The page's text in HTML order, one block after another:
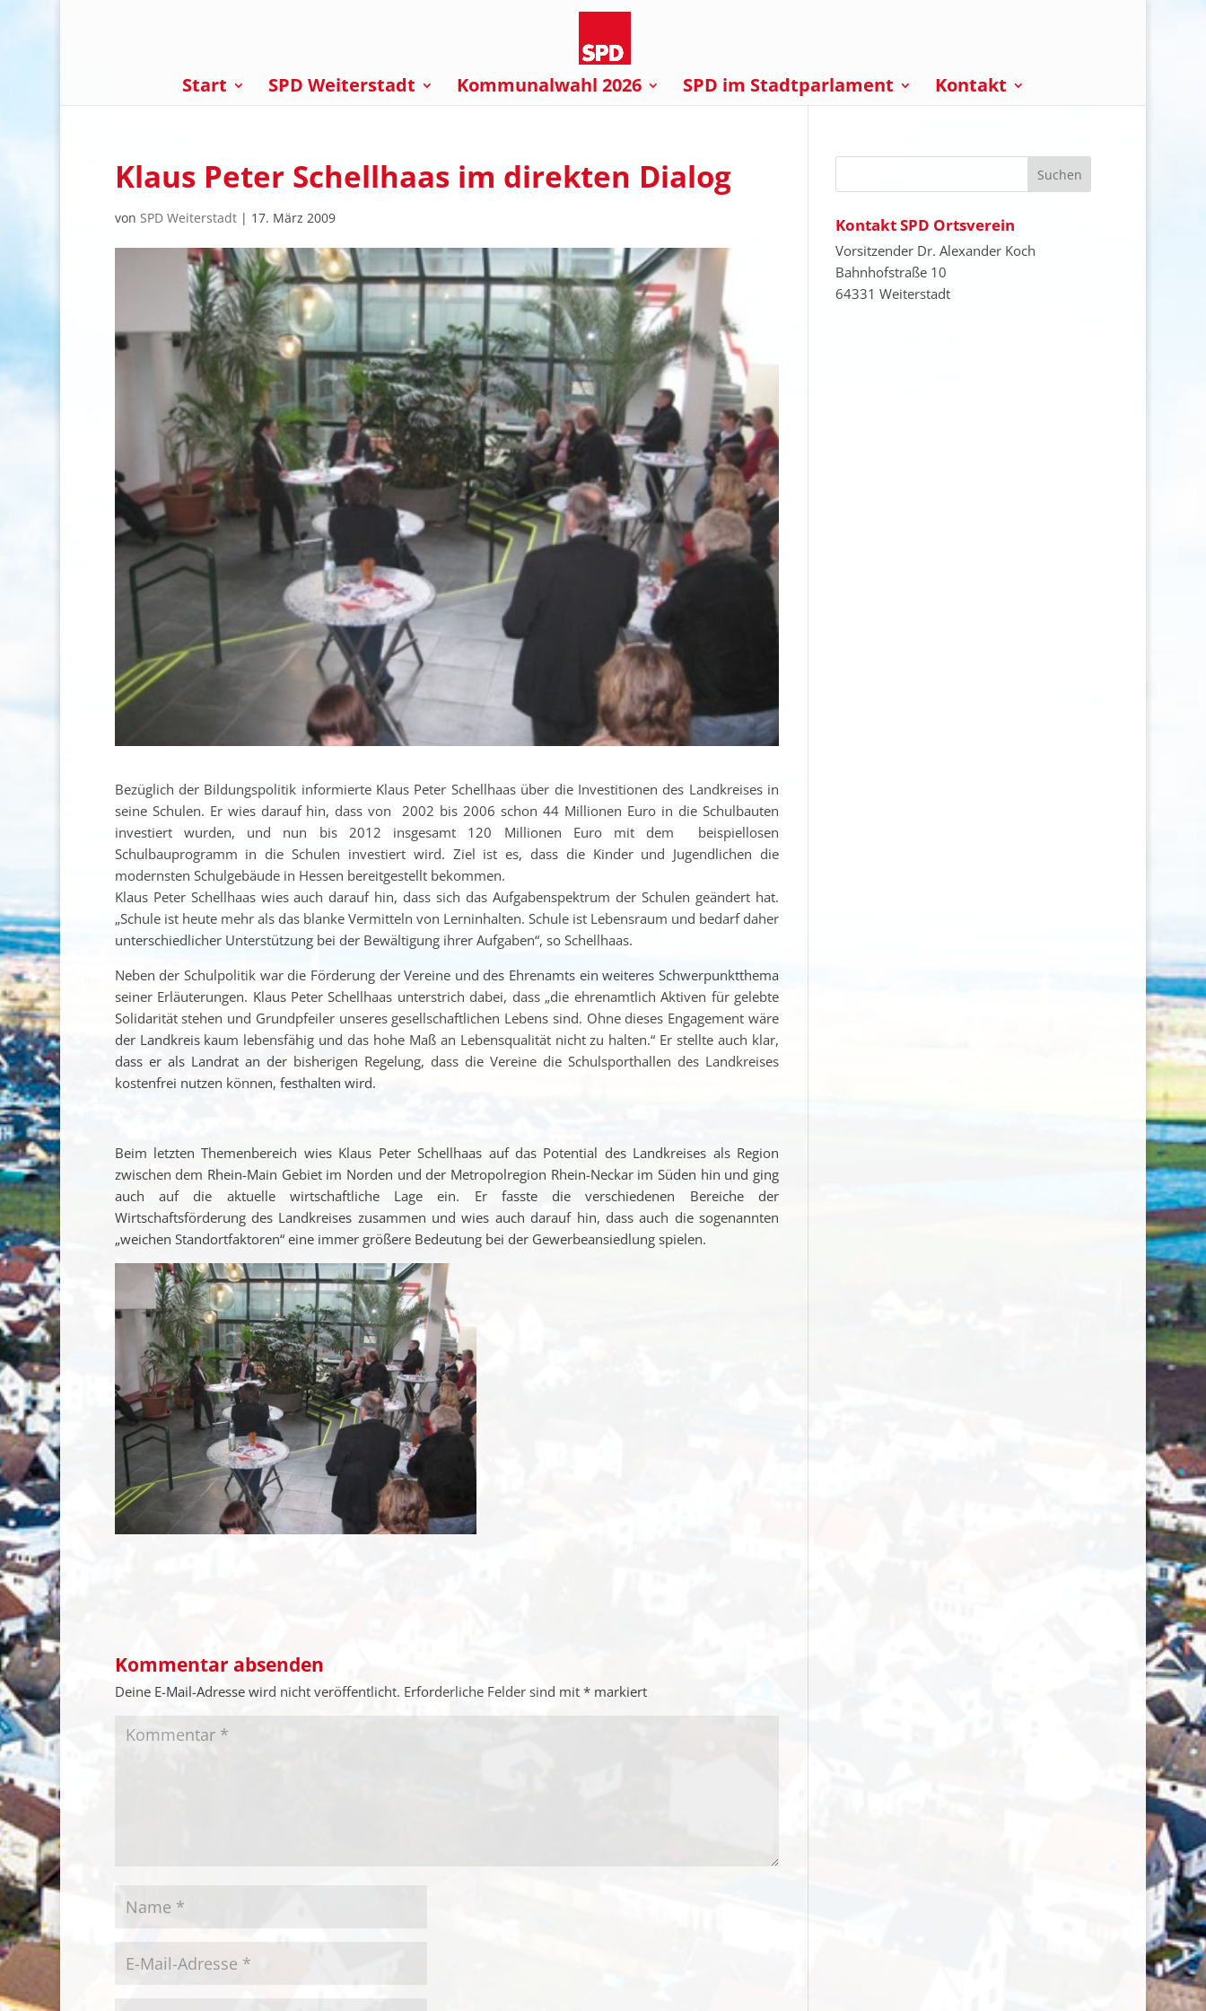
Start SPD Weiterstadt Kommunalwahl 2026 SPD im Stadtparlament Kontakt
Klaus Peter Schellhaas im direkten Dialog
von SPD Weiterstadt| 17. März 2009
Bezüglich der Bildungspolitik informierte Klaus Peter Schellhaas über die Investitionen des Landkreises in
seine Schulen. Er wies darauf hin, dass von 2002 bis 2006 schon 44 Millionen Euro in die Schulbauten
investiert wurden, und nun bis 2012 insgesamt 120 Millionen Euro mit dem beispiellosen
Schulbauprogramm in die Schulen investiert wird. Ziel ist es, dass die Kinder und Jugendlichen die
modernsten Schulgebäude in Hessen bereitgestellt bekommen.
Klaus Peter Schellhaas wies auch darauf hin, dass sich das Aufgabenspektrum der Schulen geändert hat.
„Schule ist heute mehr als das blanke Vermitteln von Lerninhalten. Schule ist Lebensraum und bedarf daher
unterschiedlicher Unterstützung bei der Bewältigung ihrer Aufgaben“, so Schellhaas.
Neben der Schulpolitik war die Förderung der Vereine und des Ehrenamts ein weiteres Schwerpunktthema
seiner Erläuterungen. Klaus Peter Schellhaas unterstrich dabei, dass „die ehrenamtlich Aktiven für gelebte
Solidarität stehen und Grundpfeiler unseres gesellschaftlichen Lebens sind. Ohne dieses Engagement wäre
der Landkreis kaum lebensfähig und das hohe Maß an Lebensqualität nicht zu halten.“ Er stellte auch klar,
dass er als Landrat an der bisherigen Regelung, dass die Vereine die Schulsporthallen des Landkreises
kostenfrei nutzen können, festhalten wird.
Beim letzten Themenbereich wies Klaus Peter Schellhaas auf das Potential des Landkreises als Region
zwischen dem Rhein-Main Gebiet im Norden und der Metropolregion Rhein-Neckar im Süden hin und ging
auch auf die aktuelle wirtschaftliche Lage ein. Er fasste die verschiedenen Bereiche der
Wirtschaftsförderung des Landkreises zusammen und wies auch darauf hin, dass auch die sogenannten
„weichen Standortfaktoren“ eine immer größere Bedeutung bei der Gewerbeansiedlung spielen.
Kommentar absenden
Deine E-Mail-Adresse wird nicht veröffentlicht. Erforderliche Felder sind mit *markiert
Kontakt SPD Ortsverein
Vorsitzender Dr. Alexander Koch
Bahnhofstraße 10
64331 Weiterstadt